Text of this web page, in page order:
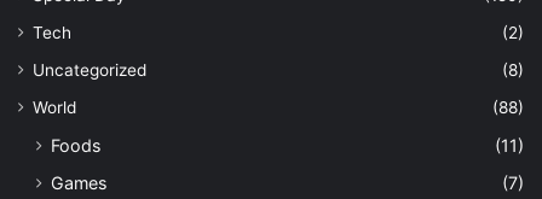
Tech
(2)
Uncategorized
(8)
World
(88)
Foods
(11)
Games
(7)